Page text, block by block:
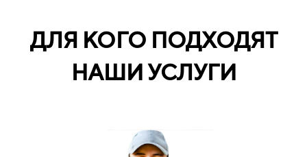
ДЛЯ КОГО ПОДХОДЯТ
НАШИ УСЛУГИ